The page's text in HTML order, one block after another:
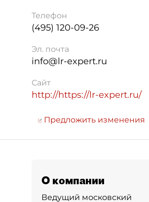
Телефон
(495) 120-09-26
Эл. почта
info@lr-expert.ru
Сайт
http://https://lr-expert.ru/
Предложить изменения
О компании
Ведущий московский